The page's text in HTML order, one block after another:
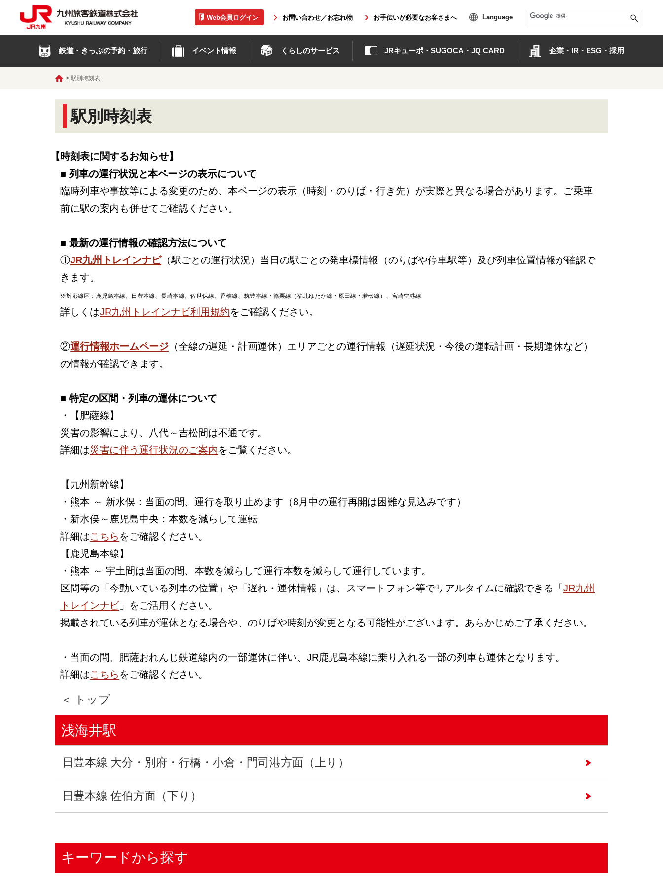
Web会員ログイン お問い合わせ／お忘れ物 お手伝いが必要なお客さまへ Language
鉄道・きっぷの予約・旅行 イベント情報 くらしのサービス JRキューポ・SUGOCA・JQ CARD 企業・IR・ESG・採用
駅別時刻表
駅別時刻表
【時刻表に関するお知らせ】
■ 列車の運行状況と本ページの表示について
臨時列車や事故等による変更のため、本ページの表示（時刻・のりば・行き先）が実際と異なる場合があります。ご乗車
前に駅の案内も併せてご確認ください。
■ 最新の運行情報の確認方法について
①JR九州トレインナビ（駅ごとの運行状況）当日の駅ごとの発車標情報（のりばや停車駅等）及び列車位置情報が確認で
きます。
※対応線区：鹿児島本線、日豊本線、長崎本線、佐世保線、香椎線、筑豊本線・篠栗線（福北ゆたか線・原田線・若松線）、宮崎空港線
詳しくはJR九州トレインナビ利用規約をご確認ください。
②運行情報ホームページ （全線の遅延・計画運休）エリアごとの運行情報（遅延状況・今後の運転計画・長期運休など）
の情報が確認できます。
■ 特定の区間・列車の運休について
・【肥薩線】
災害の影響により、八代～吉松間は不通です。
詳細は災害に伴う運行状況のご案内をご覧ください。
【九州新幹線】
・熊本 ～ 新水俣：当面の間、運行を取り止めます（8月中の運行再開は困難な見込みです）
・新水俣～鹿児島中央：本数を減らして運転
詳細はこちら をご確認ください。
【鹿児島本線】
・熊本 ～ 宇土間は当面の間、本数を減らして運行本数を減らして運行しています。
区間等の「今動いている列車の位置」や「遅れ・運休情報」は、スマートフォン等でリアルタイムに確認できる「JR九州
トレインナビ 」をご活用ください。
掲載されている列車が運休となる場合や、のりばや時刻が変更となる可能性がございます。あらかじめご了承ください。
・当面の間、肥薩おれんじ鉄道線内の一部運休に伴い、JR鹿児島本線に乗り入れる一部の列車も運休となります。
詳細はこちら をご確認ください。
＜ トップ
浅海井駅
日豊本線 大分・別府・行橋・小倉・門司港方面（上り）
日豊本線 佐伯方面（下り）
キーワードから探す